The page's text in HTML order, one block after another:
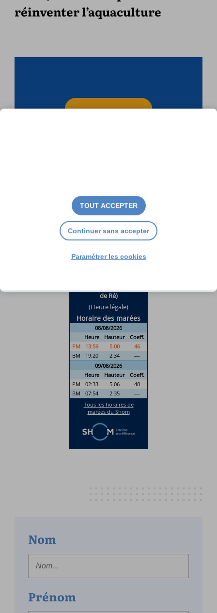
réinventer l’aquaculture
Nom
Prénom
TOUT ACCEPTER
Continuer sans accepter
Paramétrer les cookies